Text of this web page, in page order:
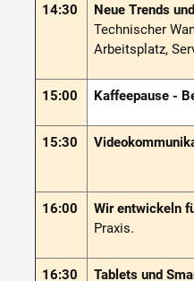
14:30
Neue Trends
Technischer
Arbeitsplatz,
15:00 Kaffeepause -
15:30
16:00 Wir entwickeln
Praxis.
16:30 Tablets und